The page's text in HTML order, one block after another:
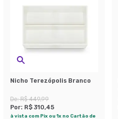
Nicho Terezópolis Branco
De:R$ 449,99
Por: R$ 310,45
à vista com Pix ou 1x no Cartão de